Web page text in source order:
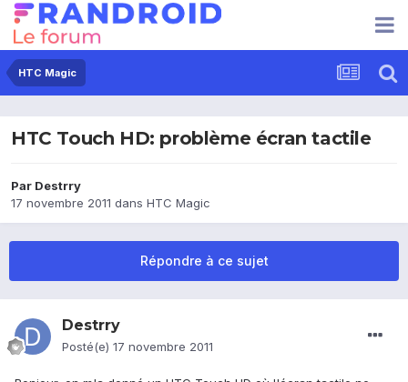
HTC Magic
HTC Touch HD: problème écran tactile
Par Destrry
17 novembre 2011 dans HTC Magic
Répondre à ce sujet
Destrry
Posté(e) 17 novembre 2011